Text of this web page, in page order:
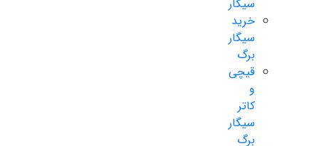
سیگار
خرید
سیگار
برگ
قیچی
و
کاتر
سیگار
برگ